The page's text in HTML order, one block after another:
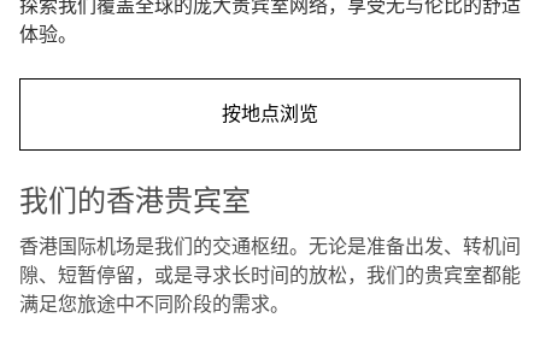
探索我们覆盖全球的庞大贵宾室网络，享受无与伦比的舒适
体验。
按地点浏览
我们的香港贵宾室
香港国际机场是我们的交通枢纽。无论是准备出发、转机间
隙、短暂停留，或是寻求长时间的放松，我们的贵宾室都能
满足您旅途中不同阶段的需求。